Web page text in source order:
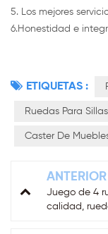
5. Los mejores
6.Honestidad e
ETIQUETAS :
Ruedas Para
Caster De
ANTERIOR
Juego de 4
calidad,